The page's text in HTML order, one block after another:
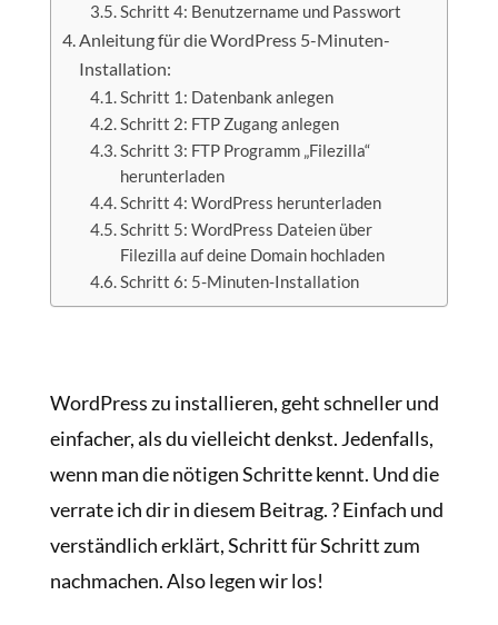
Schritt 4: Benutzername und Passwort
Anleitung für die WordPress 5-Minuten-
Installation:
Schritt 1: Datenbank anlegen
Schritt 2: FTP Zugang anlegen
Schritt 3: FTP Programm „Filezilla“
herunterladen
Schritt 4: WordPress herunterladen
Schritt 5: WordPress Dateien über
Filezilla auf deine Domain hochladen
Schritt 6: 5-Minuten-Installation
WordPress zu installieren, geht schneller und
einfacher, als du vielleicht denkst. Jedenfalls,
wenn man die nötigen Schritte kennt. Und die
verrate ich dir in diesem Beitrag. ? Einfach und
verständlich erklärt, Schritt für Schritt zum
nachmachen. Also legen wir los!